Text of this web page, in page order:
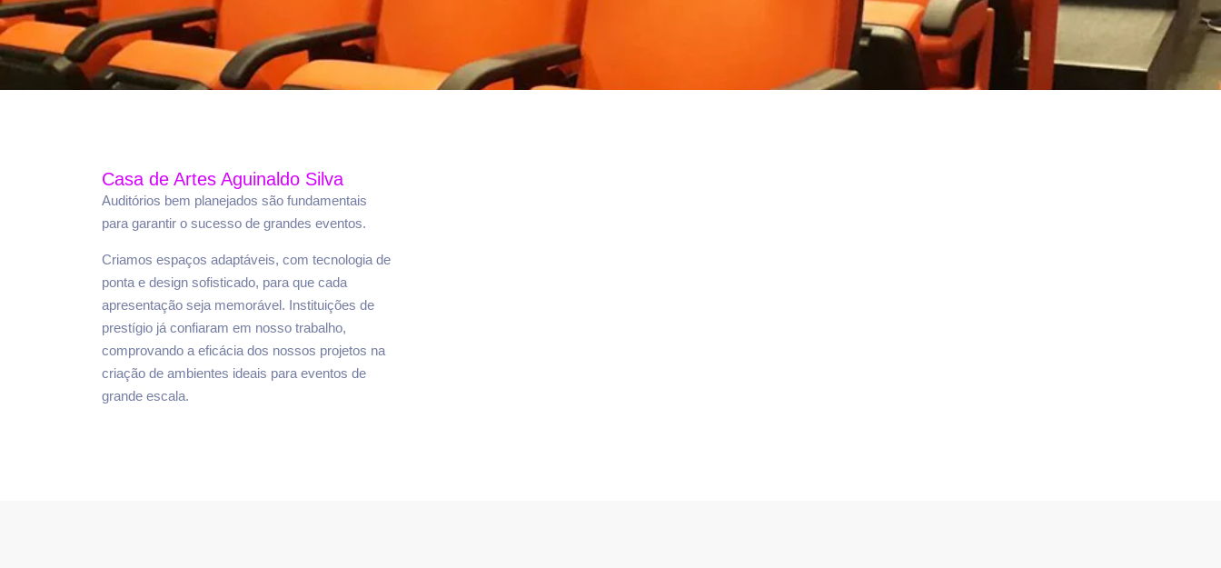
Casa de Artes Aguinaldo Silva
Auditórios bem planejados são fundamentais
para garantir o sucesso de grandes eventos.
Criamos espaços adaptáveis, com tecnologia de
ponta e design sofisticado, para que cada
apresentação seja memorável. Instituições de
prestígio já confiaram em nosso trabalho,
comprovando a eficácia dos nossos projetos na
criação de ambientes ideais para eventos de
grande escala.